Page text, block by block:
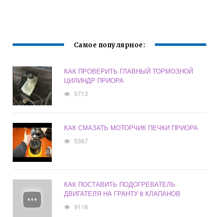
Самое популярное:
КАК ПРОВЕРИТЬ ГЛАВНЫЙ ТОРМОЗНОЙ
ЦИЛИНДР ПРИОРА
5713
КАК СМАЗАТЬ МОТОРЧИК ПЕЧКИ ПРИОРА
5367
КАК ПОСТАВИТЬ ПОДОГРЕВАТЕЛЬ
ДВИГАТЕЛЯ НА ГРАНТУ 8 КЛАПАНОВ
9118